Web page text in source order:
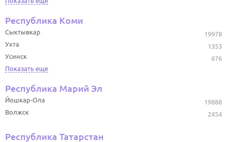
Республика Коми
19978
Сыктывкар
1353
Ухта
676
Усинск
Показать еще
Республика Марий Эл
19888
Йошкар-Ола
2454
Волжск
Республика Татарстан